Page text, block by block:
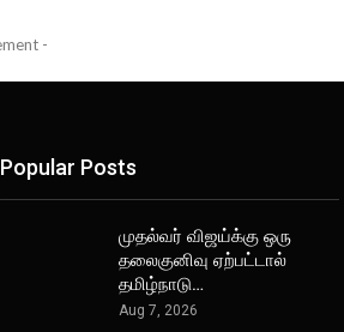
Popular Posts
முதல்வர் விஜய்க்கு ஒரு
தலைகுனிவு ஏற்பட்டால்
தமிழ்நாடு…
Aug 7, 2026